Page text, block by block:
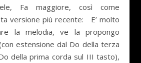
Fa maggiore, così come
versione più recente: E’ molto
la melodia, ve la propongo
estensione dal Do della terza
della prima corda sul III tasto),